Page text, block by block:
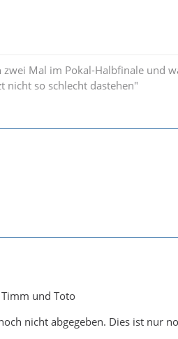
Mal im Pokal-Halbfinale und
nicht so schlecht dastehen"
und Toto
nicht abgegeben. Dies ist nur